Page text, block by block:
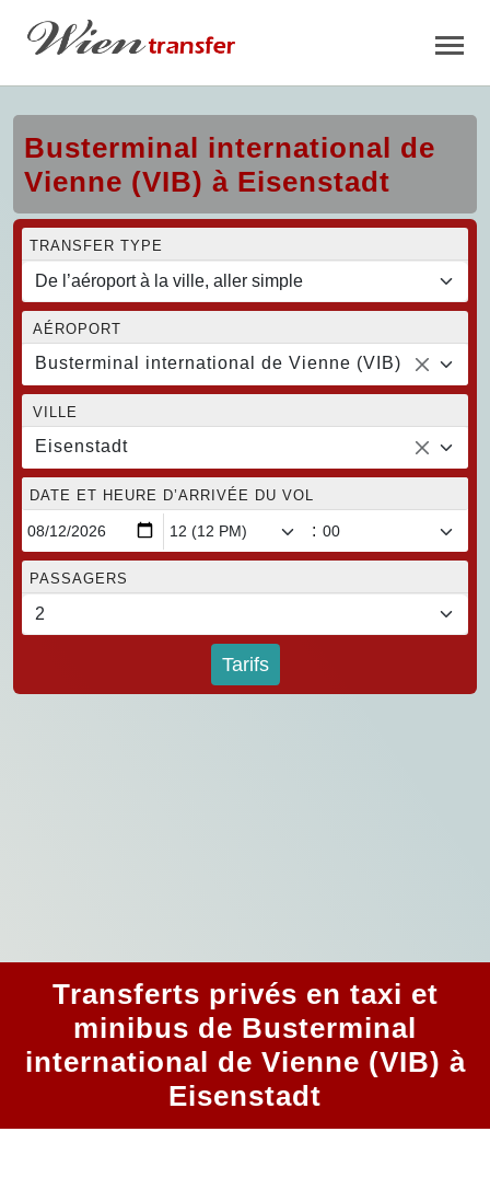
Busterminal international de
Vienne (VIB) à Eisenstadt
TRANSFER TYPE
AÉROPORT
Busterminal international de Vienne (VIB)
VILLE
Eisenstadt
DATE ET HEURE D’ARRIVÉE DU VOL
:
PASSAGERS
Tarifs
Transferts privés en taxi et
minibus de Busterminal
international de Vienne (VIB) à
Eisenstadt